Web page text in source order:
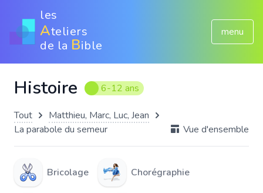
les
Ateliers
de la Bible
menu
Histoire 6-12 ans
Tout
Matthieu, Marc, Luc, Jean
La parabole du semeur
Vue d'ensemble
Bricolage Chorégraphie